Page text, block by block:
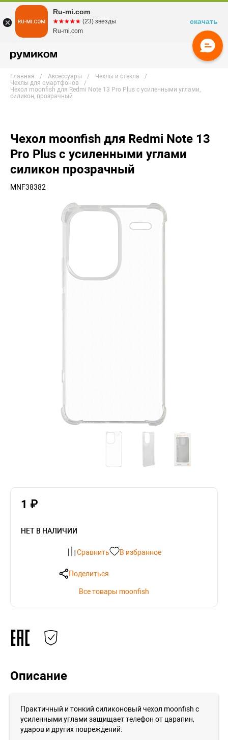
Главная Аксессуары
Чехлы и стекла
Чехлы для смартфонов
Чехол moonfish для Redmi Note 13 Pro Plus с усиленными углами,
силикон, прозрачный
Чехол moonfish для Redmi Note 13
Pro Plus с усиленными углами
силикон прозрачный
MNF38382
1 ₽
НЕТ В НАЛИЧИИ
Сравнить В избранное
Поделиться
Все товары moonfish
Описание
Практичный и тонкий силиконовый чехол moonfish с
усиленными углами защищает телефон от царапин,
ударов и других повреждений.
Ru-mi.com
☆☆☆☆☆
★★★★★ (23) звезды
Ru-mi.com
скачать